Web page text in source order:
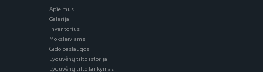
Apie mus
Galerija
Inventorius
Moksleiviams
Gido paslaugos
Lyduvėnų tilto istorija
Lyduvėnų tilto lankymas